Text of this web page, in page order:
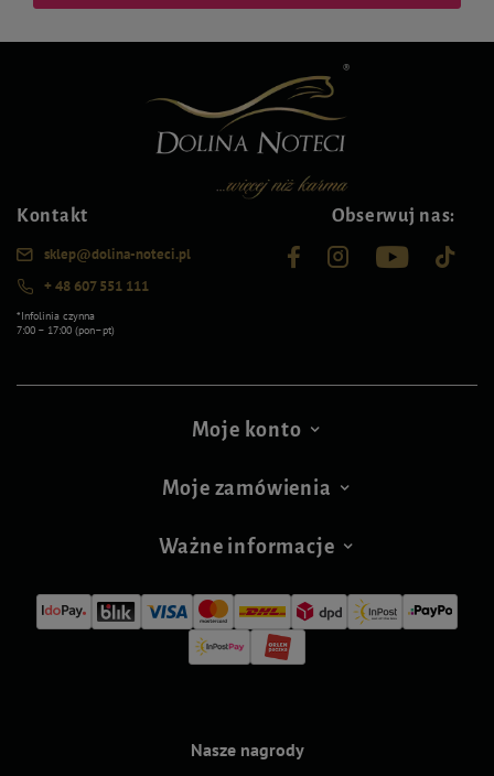
Kontakt
sklep@dolina-noteci.pl
+ 48 607 551 111
*Infolinia czynna
7:00 – 17:00 (pon–pt)
Obserwuj nas:
Moje konto
Moje zamówienia
Ważne informacje
Nasze nagrody